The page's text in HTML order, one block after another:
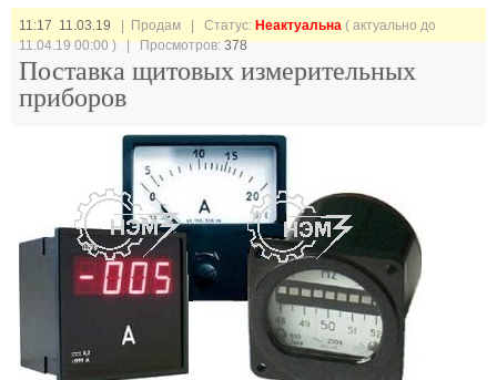
11:17 11.03.19 | Продам | Статус: Неактуальна ( актуально до
11.04.19 00:00 ) | Просмотров:378
Поставка щитовых измерительных
приборов